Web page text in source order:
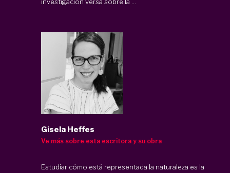
Gisela Heffes
Ve más sobre esta escritora y su obra
Estudiar cómo está representada la naturaleza es la